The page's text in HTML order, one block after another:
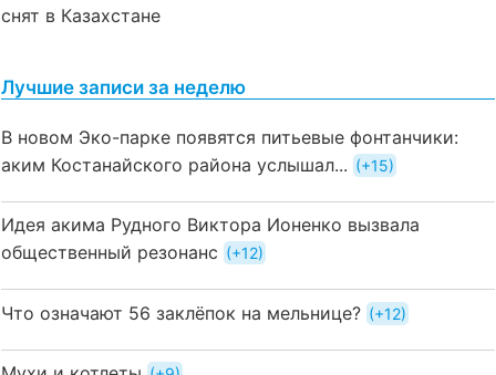
снят в Казахстане
Лучшие записи за неделю
В новом Эко-парке появятся питьевые фонтанчики:
аким Костанайского района услышал...
+15
Идея акима Рудного Виктора Ионенко вызвала
общественный резонанс
+12
Что означают 56 заклёпок на мельнице? +12